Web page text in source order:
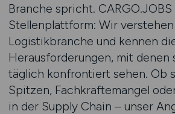
Branche spricht.
Stellenplattform: Wir verstehen
Logistikbranche und kennen
Herausforderungen, mit
täglich konfrontiert sehen. Ob
Spitzen, Fachkräftemangel
in der Supply Chain – unser